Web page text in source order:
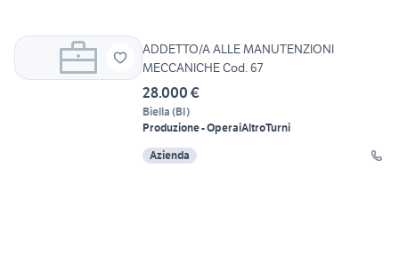
ADDETTO/A ALLE MANUTENZIONI
MECCANICHE Cod. 67
28.000 €
Biella (BI)
Produzione - OperaiAltroTurni
Azienda